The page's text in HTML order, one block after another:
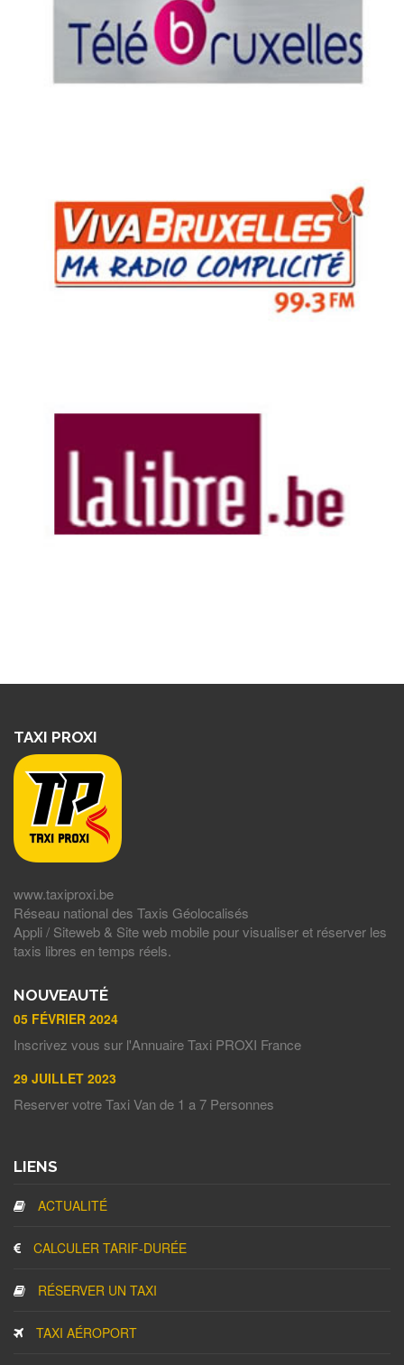
TAXI PROXI
www.taxiproxi.be
Réseau national des Taxis Géolocalisés
Appli / Siteweb & Site web mobile pour visualiser et réserver les
taxis libres en temps réels.
NOUVEAUTÉ
05 FÉVRIER 2024
Inscrivez vous sur l'Annuaire Taxi PROXI France
29 JUILLET 2023
Reserver votre Taxi Van de 1 a 7 Personnes
LIENS
ACTUALITÉ
CALCULER TARIF-DURÉE
RÉSERVER UN TAXI
TAXI AÉROPORT